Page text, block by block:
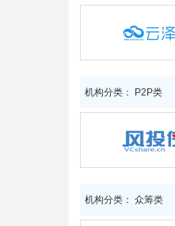
机构分类： P2P类
机构分类： 众筹类